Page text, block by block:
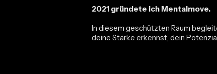
2021 gründete ich Mentalmove.
In diesem geschützten Raum
deine Stärke erkennst, dein